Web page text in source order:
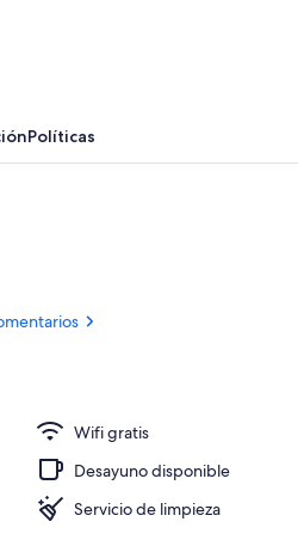
Políticas
Wifi gratis
Desayuno disponible
Servicio de limpieza